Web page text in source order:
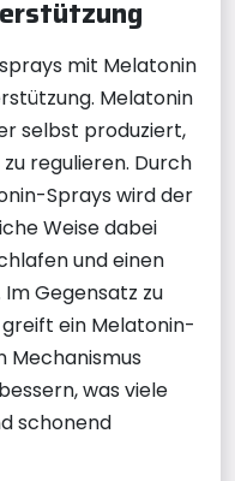
mit Melatonin
Melatonin
selbst produziert,
regulieren. Durch
Sprays wird der
Weise dabei
und einen
Gegensatz zu
ein Melatonin-
Mechanismus
was viele
schonend